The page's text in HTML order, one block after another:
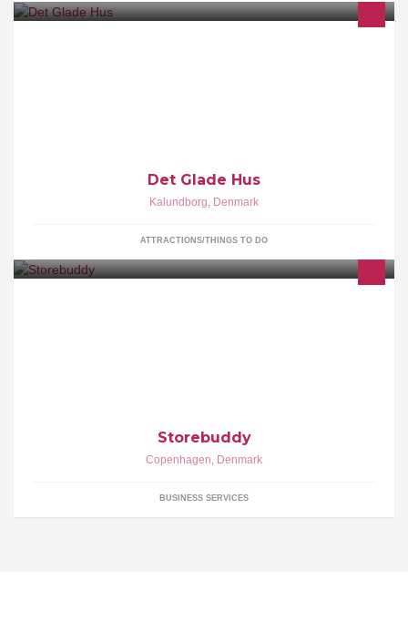
Det Glade Hus
Kalundborg, Denmark
ATTRACTIONS/THINGS TO DO
Storebuddy
Copenhagen, Denmark
BUSINESS SERVICES